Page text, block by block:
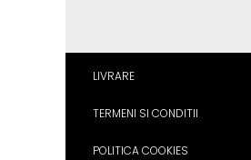
LIVRARE
TERMENI SI CONDITII
POLITICA COOKIES